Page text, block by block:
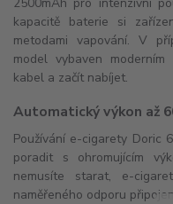
2500mAh pro intenzivní
kapacitě baterie si
metodami vapování. V
model vybaven
kabel a začít nabíjet.
Automatický výkon až
Používání e-cigarety Doric
poradit s ohromujícím
nemusíte starat, e-
naměřeného odporu